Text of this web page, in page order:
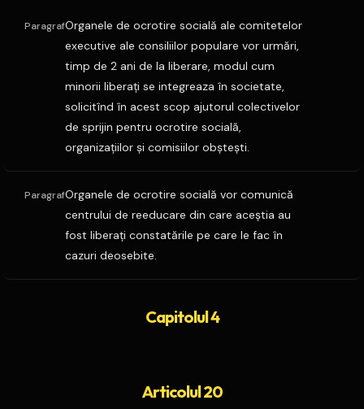
ParagrafOrganele de ocrotire socială ale comitetelor
executive ale consiliilor populare vor urmări,
timp de 2 ani de la liberare, modul cum
minorii liberaţi se integreaza în societate,
solicitînd în acest scop ajutorul colectivelor
de sprijin pentru ocrotire socială,
organizaţiilor şi comisiilor obşteşti.
ParagrafOrganele de ocrotire socială vor comunică
centrului de reeducare din care aceştia au
fost liberaţi constatările pe care le fac în
cazuri deosebite.
Capitolul 4
Articolul 20